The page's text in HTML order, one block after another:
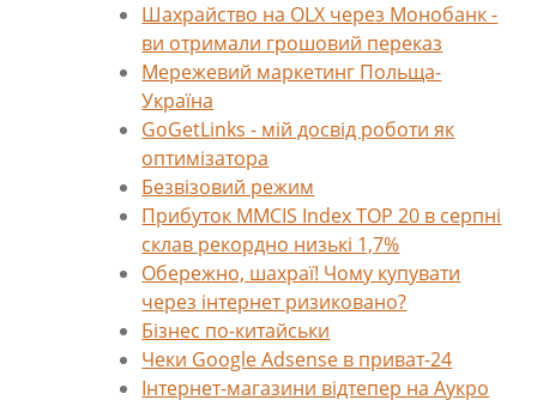
Шахрайство на OLX через Монобанк -
ви отримали грошовий переказ
Мережевий маркетинг Польща-
Україна
GoGetLinks - мій досвід роботи як
оптимізатора
Безвізовий режим
Прибуток MMCIS Index TOP 20 в серпні
склав рекордно низькі 1,7%
Обережно, шахраї! Чому купувати
через інтернет ризиковано?
Бізнес по-китайськи
Чеки Google Adsense в приват-24
Інтернет-магазини відтепер на Аукро